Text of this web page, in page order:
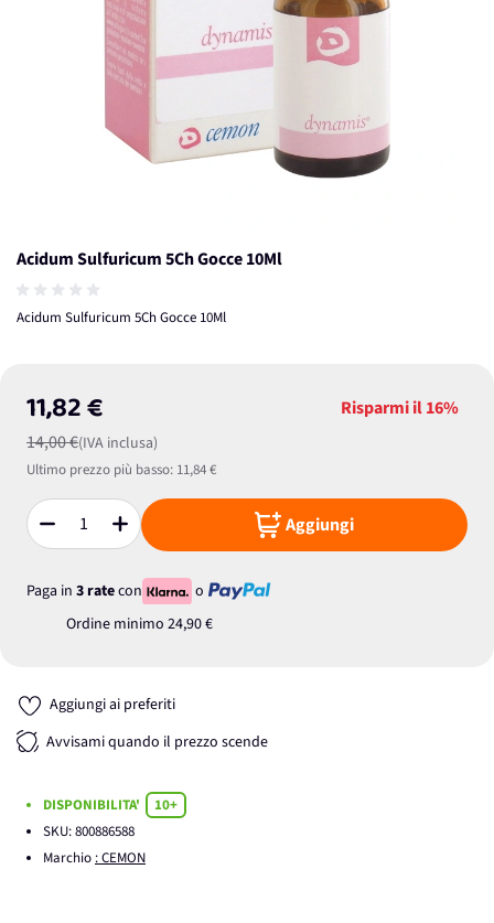
Acidum Sulfuricum 5Ch Gocce 10Ml
Acidum Sulfuricum 5Ch Gocce 10Ml
11,82 €
14,00 €(IVA inclusa)
Risparmi il16%
Ultimo prezzo più basso: 11,84 €
Quantità Aggiungi
Paga in 3 ratecon
o
Ordine minimo 24,90 €
Aggiungi ai preferiti
Avvisami quando il prezzo scende
DISPONIBILITA'
10+
SKU:800886588
Marchio : CEMON